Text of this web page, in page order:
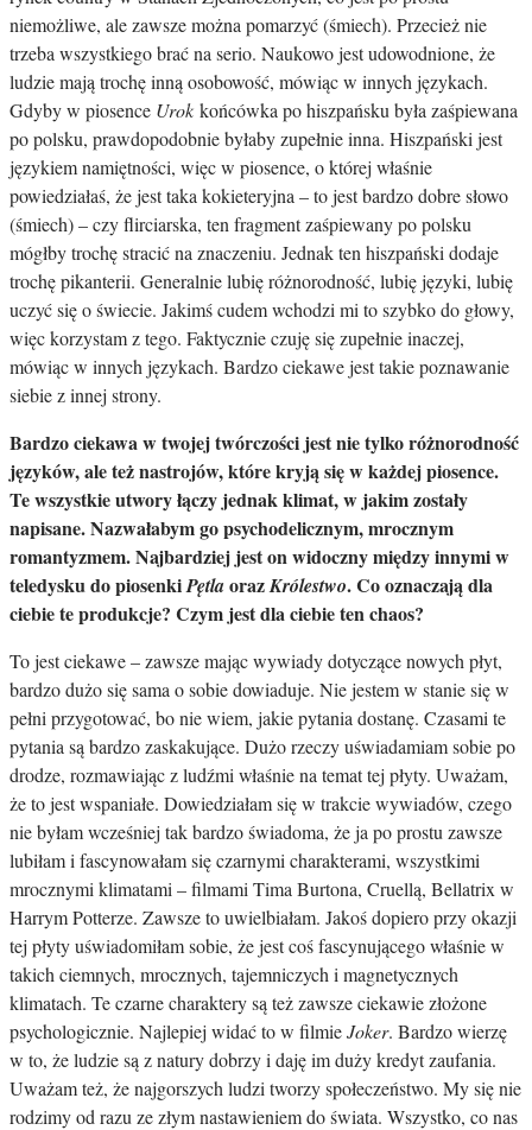
niemożliwe, ale zawsze można pomarzyć (śmiech). Przecież nie
trzeba wszystkiego brać na serio. Naukowo jest udowodnione, że
ludzie mają trochę inną osobowość, mówiąc w innych językach.
Gdyby w piosence Urok końcówka po hiszpańsku była zaśpiewana
po polsku, prawdopodobnie byłaby zupełnie inna. Hiszpański jest
językiem namiętności, więc w piosence, o której właśnie
powiedziałaś, że jest taka kokieteryjna – to jest bardzo dobre słowo
(śmiech) – czy flirciarska, ten fragment zaśpiewany po polsku
mógłby trochę stracić na znaczeniu. Jednak ten hiszpański dodaje
trochę pikanterii. Generalnie lubię różnorodność, lubię języki, lubię
uczyć się o świecie. Jakimś cudem wchodzi mi to szybko do głowy,
więc korzystam z tego. Faktycznie czuję się zupełnie inaczej,
mówiąc w innych językach. Bardzo ciekawe jest takie poznawanie
siebie z innej strony.
Bardzo ciekawa w twojej twórczości jest nie tylko różnorodność
języków, ale też nastrojów, które kryją się w każdej piosence.
Te wszystkie utwory łączy jednak klimat, w jakim zostały
napisane. Nazwałabym go psychodelicznym, mrocznym
romantyzmem. Najbardziej jest on widoczny między innymi w
teledysku do piosenkiPętlaorazKrólestwo. Co oznaczają dla
ciebie te produkcje? Czym jest dla ciebie ten chaos?
To jest ciekawe – zawsze mając wywiady dotyczące nowych płyt,
bardzo dużo się sama o sobie dowiaduje. Nie jestem w stanie się w
pełni przygotować, bo nie wiem, jakie pytania dostanę. Czasami te
pytania są bardzo zaskakujące. Dużo rzeczy uświadamiam sobie po
drodze, rozmawiając z ludźmi właśnie na temat tej płyty. Uważam,
że to jest wspaniałe. Dowiedziałam się w trakcie wywiadów, czego
nie byłam wcześniej tak bardzo świadoma, że ja po prostu zawsze
lubiłam i fascynowałam się czarnymi charakterami, wszystkimi
mrocznymi klimatami – filmami Tima Burtona, Cruellą, Bellatrix w
Harrym Potterze. Zawsze to uwielbiałam. Jakoś dopiero przy okazji
tej płyty uświadomiłam sobie, że jest coś fascynującego właśnie w
takich ciemnych, mrocznych, tajemniczych i magnetycznych
klimatach. Te czarne charaktery są też zawsze ciekawie złożone
psychologicznie. Najlepiej widać to w filmieJoker. Bardzo wierzę
w to, że ludzie są z natury dobrzy i daję im duży kredyt zaufania.
Uważam też, że najgorszych ludzi tworzy społeczeństwo. My się nie
rodzimy od razu ze złym nastawieniem do świata. Wszystko, co nas